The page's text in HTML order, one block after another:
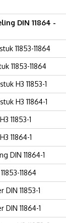
DIN 11864 -
11853-11864
11853-11864
H3 11853-1
H3 11864-1
11853-1
11864-1
DIN 11864-1
11864
11853-1
11864-1